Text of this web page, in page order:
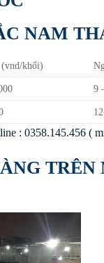
NAM
khối)
9
: 0358.145.456 (
TRÊN